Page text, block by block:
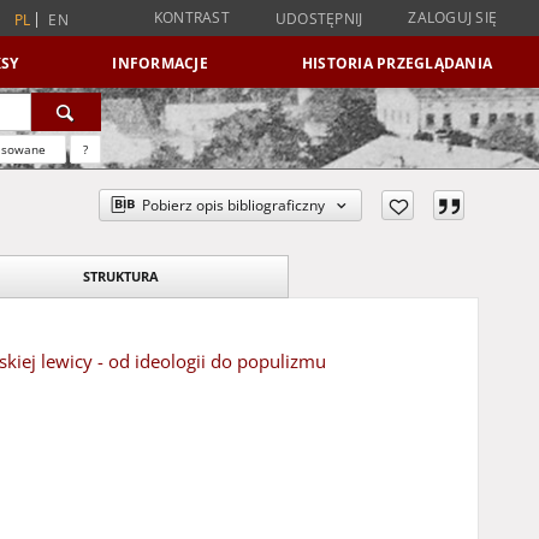
PL EN KONTRAST UDOSTĘPNIJ ZALOGUJ SIĘ
INFORMACJE HISTORIA PRZEGLĄDANIA
?
Pobierz opis bibliograficzny
STRUKTURA
lewicy - od ideologii do populizmu